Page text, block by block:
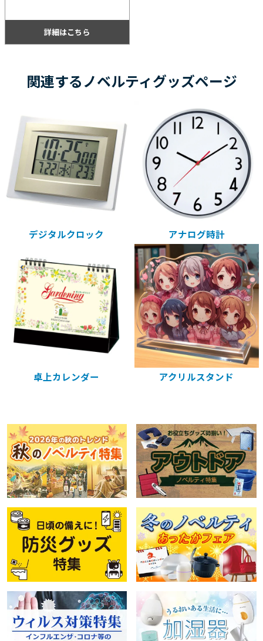
で確認できるのも高ポイント！
詳細はこちら
関連するノベルティグッズページ
デジタルクロック アナログ時計
卓上カレンダー アクリルスタンド